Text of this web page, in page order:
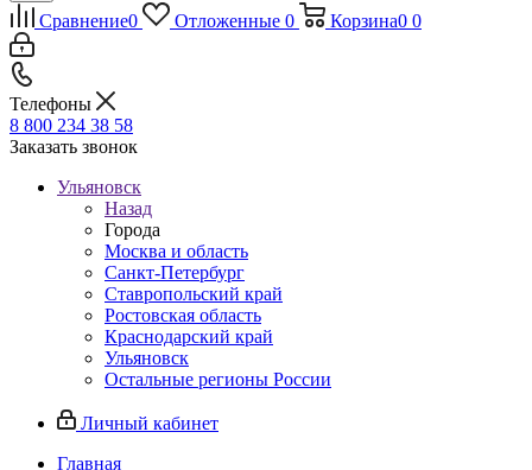
Сравнение0 Отложенные 0 Корзина0 0
Телефоны
8 800 234 38 58
Заказать звонок
Ульяновск
Назад
Города
Москва и область
Санкт-Петербург
Ставропольский край
Ростовская область
Краснодарский край
Ульяновск
Остальные регионы России
Личный кабинет
Главная